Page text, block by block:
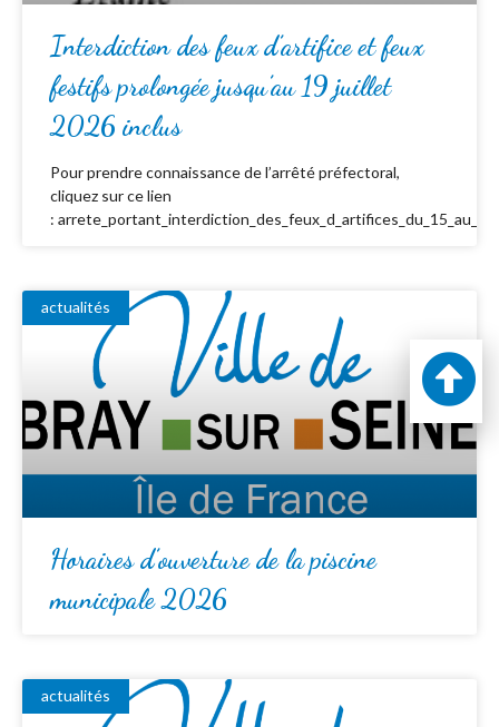
Interdiction des feux d’artifice et feux
festifs prolongée jusqu’au 19 juillet
2026 inclus
Pour prendre connaissance de l’arrêté préfectoral,
cliquez sur ce lien
:
actualités
Horaires d’ouverture de la piscine
municipale 2026
actualités